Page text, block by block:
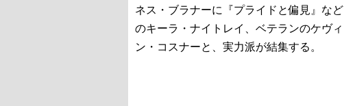
ネス・ブラナーに『プライドと偏見』など
のキーラ・ナイトレイ、ベテランのケヴィ
ン・コスナーと、実力派が結集する。